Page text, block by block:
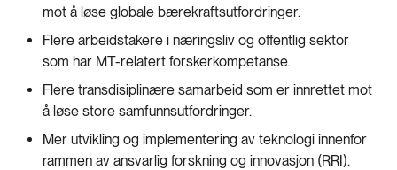
mot å løse globale bærekraftsutfordringer.
Flere arbeidstakere i næringsliv og offentlig sektor
som har MT-relatert forskerkompetanse.
Flere transdisiplinære samarbeid som er innrettet mot
å løse store samfunnsutfordringer.
Mer utvikling og implementering av teknologi innenfor
rammen av ansvarlig forskning og innovasjon (RRI).